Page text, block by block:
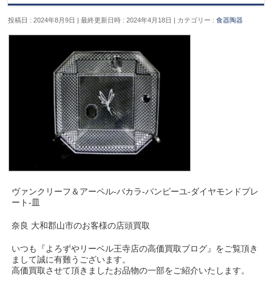
投稿日 : 2024年8月9日 最終更新日時 : 2024年4月18日 カテゴリー :食器陶器
ヴァンクリーフ＆アーペル-バカラ-パンピーユ-ダイヤモンドプレ
ート-皿
奈良 大和郡山市のお客様の店頭買取
いつも『よろずやリーベル王寺店の高価買取ブログ』をご覧頂き
まして誠に有難うございます。
高価買取させて頂きましたお品物の一部をご紹介いたします。